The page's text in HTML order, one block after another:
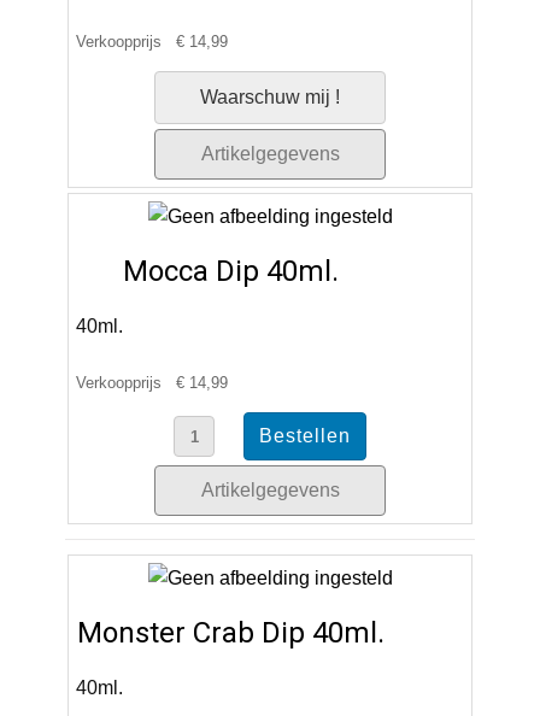
Verkoopprijs € 14,99
Waarschuw mij !
Artikelgegevens
Mocca Dip 40ml.
40ml.
Verkoopprijs € 14,99
Artikelgegevens
Monster Crab Dip 40ml.
40ml.